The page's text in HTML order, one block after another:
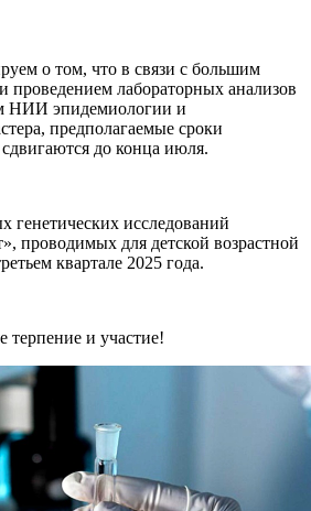
о том, что в связи с большим
проведением лабораторных анализов
НИИ эпидемиологии и
предполагаемые сроки
сдвигаются до конца июля.
генетических исследований
проводимых для детской возрастной
квартале 2025 года.
и участие!